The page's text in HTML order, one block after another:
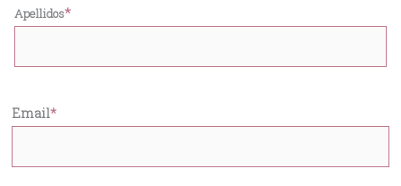
Apellidos*
Email*